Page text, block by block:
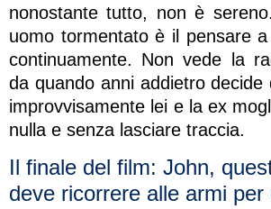
nonostante tutto, non è
uomo tormentato è il pensare
continuamente. Non vede la
da quando anni addietro decide
improvvisamente lei e la ex
nulla e senza lasciare traccia.
Il finale del film: John,
deve ricorrere alle armi per